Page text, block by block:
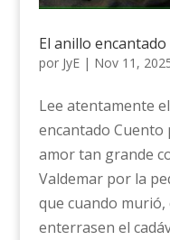
El anillo encantado
por JyE| Nov 11,
Lee atentamente
encantado Cuento
amor tan grande
Valdemar por la
que cuando
enterrasen el